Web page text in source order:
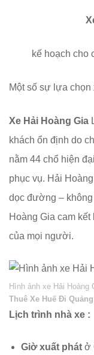
kế hoạch cho
Một số sự lựa chọn
Xe Hải Hoàng Gia
khách ổn định do
nằm 44 chổ hiện
phục vụ. Hải
dọc đường –
Hoàng Gia cam
của mọi người.
Hình ảnh xe Hải Hoàng
Thuê Xe Huế Đi
Lịch trình nhà xe :
Giờ xuất phát ở